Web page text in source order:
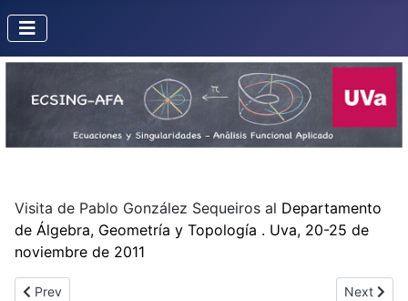
Visita de Pablo González Sequeiros al Departamento
de Álgebra, Geometría y Topología . Uva, 20-25 de
noviembre de 2011
Previous article: Misión de Pedro Fortuny a la UVa
Prev Next
Next